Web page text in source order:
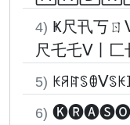
4) Ҝ尺卂丂
尺乇乇ᐯ丨匚
5)
6)